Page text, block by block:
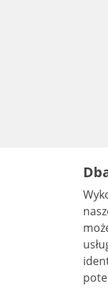
usługi. Pamiętaj, że informacje przechowywane w